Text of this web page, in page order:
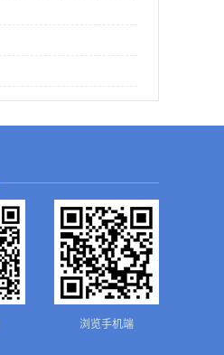
浏览手机端